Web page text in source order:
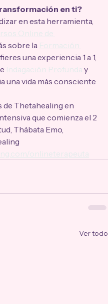
en ti?
en esta herramienta,
Online de
sobre la Formación
una experiencia 1 a 1,
Indagación Profunda y
una vida más consciente
de Thetahealing en
que comienza el 2
Thábata Emo,
onlineterapeuta
Ver todo